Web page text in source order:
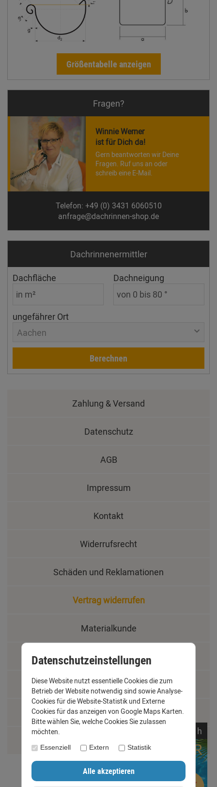
Größentabelle anzeigen
Fragen?
Winnie Werner
ist für Dich da!
Gern beantworten wir Deine
Fragen. Ruf uns an oder
schreib eine E-Mail.
Telefon: +49 (0) 3431 6060510
anfrage@dachrinnen-shop.de
Dachrinnen­ermittler
Dachfläche Dachneigung
ungefährer Ort
Aachen
Berechnen
Zahlung & Versand
Datenschutz
AGB
Impressum
Kontakt
Widerrufsrecht
Schäden und Reklamationen
Vertrag widerrufen
Materialkunde
Fachbegriffe
Jobs
Montage und Installationshilfen
h
Datenschutzeinstellungen
Diese Website nutzt essentielle Cookies die zum
Betrieb der Website notwendig sind sowie Analyse-
Cookies für die Website-Statistik und Externe
Cookies für das anzeigen von Google Maps Karten.
Bitte wählen Sie, welche Cookies Sie zulassen
möchten.
Essenziell Extern Statistik